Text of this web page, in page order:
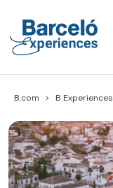
content
B.com B Experiences